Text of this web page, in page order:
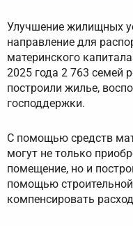
Улучшение жилищных
направление для
материнского
2025 года 2 763 семей
построили жилье,
господдержки.
С помощью средств
могут не только
помещение, но и
помощью
компенсировать